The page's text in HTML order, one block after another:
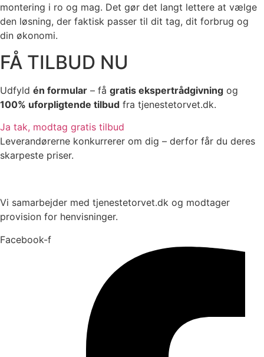
montering i ro og mag. Det gør det langt lettere at vælge
den løsning, der faktisk passer til dit tag, dit forbrug og
din økonomi.
FÅ TILBUD NU
Udfyld én formular – få gratis ekspertrådgivning og
100% uforpligtende tilbud fra tjenestetorvet.dk.
Ja tak, modtag gratis tilbud
Leverandørerne konkurrerer om dig – derfor får du deres
skarpeste priser.
Vi samarbejder med tjenestetorvet.dk og modtager
provision for henvisninger.
Facebook-f